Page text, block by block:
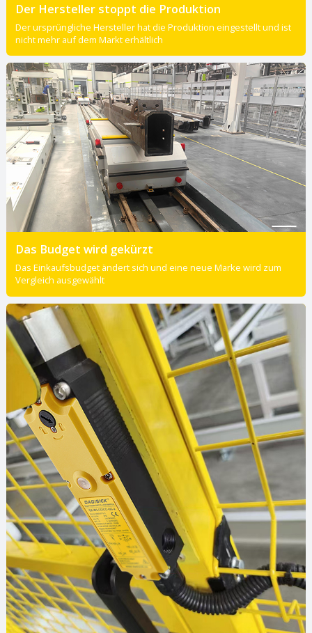
Der Hersteller stoppt die Produktion
Der ursprüngliche Hersteller hat die Produktion eingestellt und ist
nicht mehr auf dem Markt erhältlich
Das Budget wird gekürzt
Das Einkaufsbudget ändert sich und eine neue Marke wird zum
Vergleich ausgewählt